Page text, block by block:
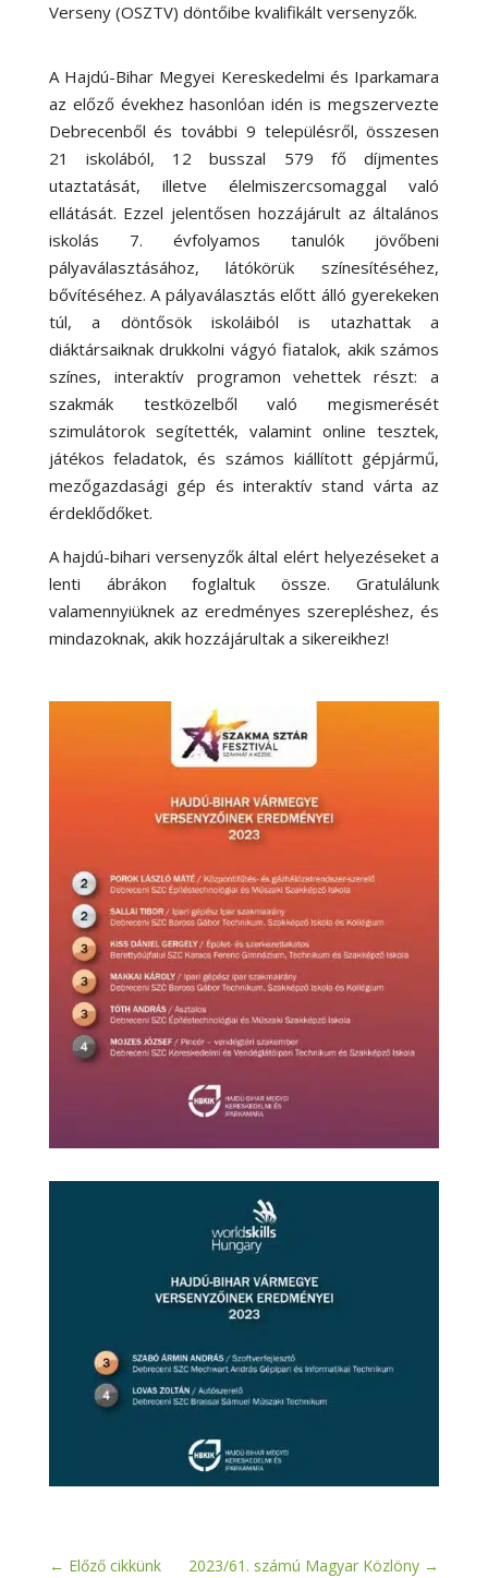
Verseny (OSZTV) döntőibe kvalifikált versenyzők.
A Hajdú-Bihar Megyei Kereskedelmi és Iparkamara
az előző évekhez hasonlóan idén is megszervezte
Debrecenből és további 9 településről, összesen
21 iskolából, 12 busszal 579 fő díjmentes
utaztatását, illetve élelmiszercsomaggal való
ellátását. Ezzel jelentősen hozzájárult az általános
iskolás 7. évfolyamos tanulók jövőbeni
pályaválasztásához, látókörük színesítéséhez,
bővítéséhez. A pályaválasztás előtt álló gyerekeken
túl, a döntősök iskoláiból is utazhattak a
diáktársaiknak drukkolni vágyó fiatalok, akik számos
színes, interaktív programon vehettek részt: a
szakmák testközelből való megismerését
szimulátorok segítették, valamint online tesztek,
játékos feladatok, és számos kiállított gépjármű,
mezőgazdasági gép és interaktív stand várta az
érdeklődőket.
A hajdú-bihari versenyzők által elért helyezéseket a
lenti ábrákon foglaltuk össze. Gratulálunk
valamennyiüknek az eredményes szerepléshez, és
mindazoknak, akik hozzájárultak a sikereikhez!
← Előző cikkünk 2023/61. számú Magyar Közlöny →